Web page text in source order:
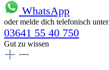
WhatsApp
oder melde dich telefonisch unter
03641 55 40 750
Gut zu wissen